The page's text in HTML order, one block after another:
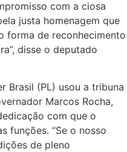
com a ciosa
justa homenagem que
forma de reconhecimento
disse o deputado
Brasil (PL) usou a tribuna
Marcos Rocha,
com que o
funções. “Se o nosso
de pleno